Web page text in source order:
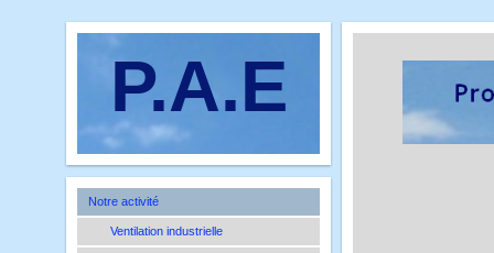
P.A.E
Notre activité
Ventilation industrielle